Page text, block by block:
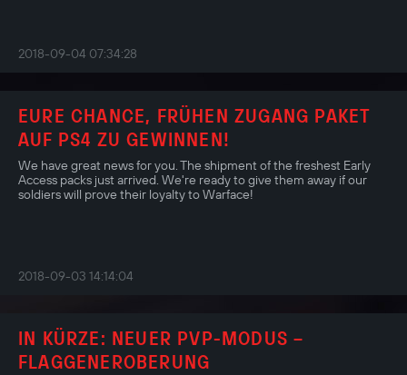
2018-09-04 07:34:28
EURE CHANCE, FRÜHEN ZUGANG PAKET
AUF PS4 ZU GEWINNEN!
We have great news for you. The shipment of the freshest Early
Access packs just arrived. We're ready to give them away if our
soldiers will prove their loyalty to Warface!
2018-09-03 14:14:04
IN KÜRZE: NEUER PVP-MODUS –
FLAGGENEROBERUNG